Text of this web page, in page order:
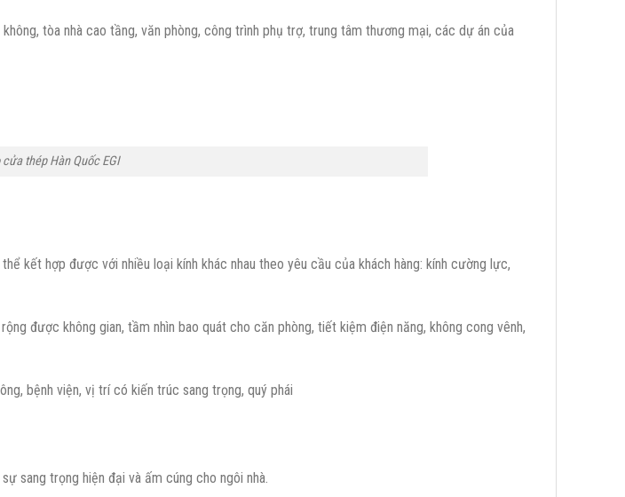
tòa nhà cao tầng, văn phòng, công trình phụ trợ, trung tâm thương mại, các dự án của
thép Hàn Quốc EGI
kết hợp được với nhiều loại kính khác nhau theo yêu cầu của khách hàng: kính cường lực,
được không gian, tầm nhìn bao quát cho căn phòng, tiết kiệm điện năng, không cong vênh,
bệnh viện, vị trí có kiến trúc sang trọng, quý phái
sang trọng hiện đại và ấm cúng cho ngôi nhà.